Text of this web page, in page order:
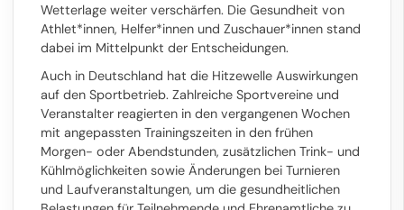
Wetterlage weiter verschärfen. Die Gesundheit von
Athlet*innen, Helfer*innen und Zuschauer*innen stand
dabei im Mittelpunkt der Entscheidungen.
Auch in Deutschland hat die Hitzewelle Auswirkungen
auf den Sportbetrieb. Zahlreiche Sportvereine und
Veranstalter reagierten in den vergangenen Wochen
mit angepassten Trainingszeiten in den frühen
Morgen- oder Abendstunden, zusätzlichen Trink- und
Kühlmöglichkeiten sowie Änderungen bei Turnieren
und Laufveranstaltungen, um die gesundheitlichen